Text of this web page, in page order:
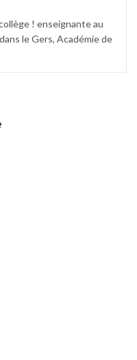
! enseignante au
le Gers, Académie de